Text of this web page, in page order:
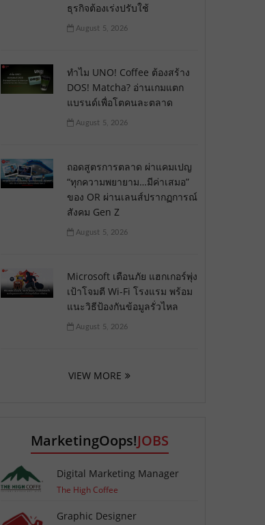
ธุรกิจต้องเร่งปรับใช้
August 5, 2026
ทำไม UNO! Coffee ต้องสร้าง
DOS! Matcha? อ่านเกมแตก
แบรนด์เพื่อโตคนละตลาด
August 5, 2026
ถอดสูตรการตลาด ผ่าแคมเปญ
“ทุกความพยายาม…มีค่าเสมอ”
ของ OR ผ่านเลนส์ปรากฏการณ์
สังคม Gen Z
August 5, 2026
Microsoft เตือนภัย แฮกเกอร์พุ่ง
เป้าโจมตี Wi-Fi โรงแรม พร้อม
แนะวิธีป้องกันข้อมูลรั่วไหล
August 5, 2026
VIEW MORE
MarketingOops!JOBS
Digital Marketing Manager
The High Coffee
Graphic Designer